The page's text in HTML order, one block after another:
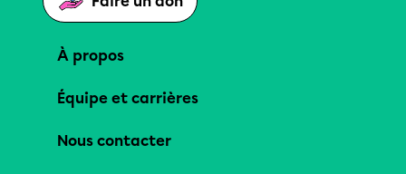
À propos
Équipe et carrières
Nous contacter